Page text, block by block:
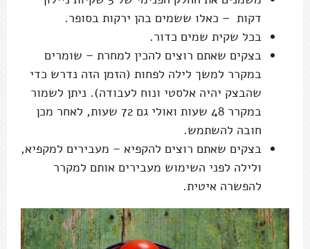
דקות – כאלו ששמים בהן ירקות בסופר.
בכל שקית שמים כדור.
בצקים שאתם רוצים להכין למחרת – שומרים
במקרר למשך לילה לפחות (הזמן הזה נדרש כדי
שהבצק יהיה אלסטי ונוח לעבודה). ניתן לשמור
במקרר 48 שעות ואולי גם 72 שעות, לאחר מכן
חובה להשתמש.
בצקים שאתם רוצים להקפיא – מעבירים למקפיא,
ולילה לפני השימוש מעבירים אותם למקרר
להפשרה איטית.